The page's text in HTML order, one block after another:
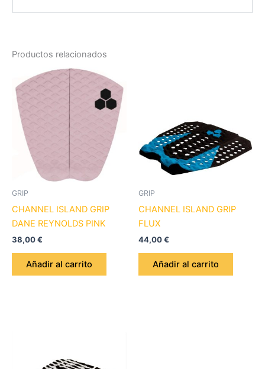
Productos relacionados
GRIP
CHANNEL ISLAND GRIP
DANE REYNOLDS PINK
38,00€
Añadir al carrito
GRIP
CHANNEL ISLAND GRIP
FLUX
44,00€
Añadir al carrito